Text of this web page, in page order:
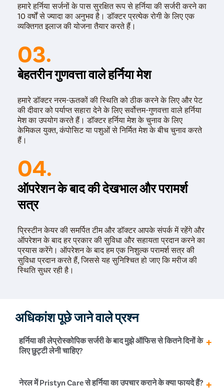
हमारे हर्निया सर्जनों के पास सुरक्षित रूप से हर्निया की सर्जरी करने का
10 वर्षों से ज्यादा का अनुभव है। डॉक्टर प्रत्येक रोगी के लिए एक
व्यक्तिगत इलाज की योजना तैयार करते हैं।
03.
बेहतरीन गुणवत्ता वाले हर्निया मेश
हमारे डॉक्टर नरम-ऊतकों की स्थिति को ठीक करने के लिए और पेट
की दीवार को पर्याप्त सहारा देने के लिए सर्वोत्तम-गुणवत्ता वाले हर्निया
मेश का उपयोग करते हैं। डॉक्टर हर्निया मेश के चुनाव के लिए
केमिकल युक्त, कंपोसिट या पशुओं से निर्मित मेश के बीच चुनाव करते
हैं।
04.
ऑपरेशन के बाद की देखभाल और परामर्श
सत्र
प्रिस्टीन केयर की समर्पित टीम और डॉक्टर आपके संपर्क में रहेंगे और
ऑपरेशन के बाद हर प्रकार की सुविधा और सहायता प्रदान करने का
प्रयास करेंगे। ऑपरेशन के बाद हम एक निशुल्क परामर्श सत्र की
सुविधा प्रदान करते हैं, जिससे यह सुनिश्चित हो जाए कि मरीज की
स्थिति सुधर रही है।
अधिकांश पूछे जाने वाले प्रश्न
हर्निया की लेप्रोस्कोपिक सर्जरी के बाद मुझे ऑफिस से कितने दिनों के
लिए छुट्टी लेनी चाहिए?
हर्निया की सर्जरी के 4 दिन बाद से आप अपने दैनिक जीवन इ सामान्य
नेरल में Pristyn Care से हर्निया का उपचार कराने के क्या फायदे हैं?